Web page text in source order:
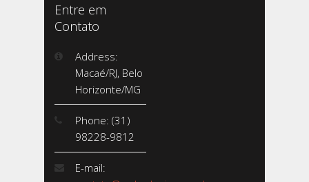
Entre em
Contato
Address:
Macaé/RJ, Belo
Horizonte/MG
Phone: (31)
98228-9812
E-mail: